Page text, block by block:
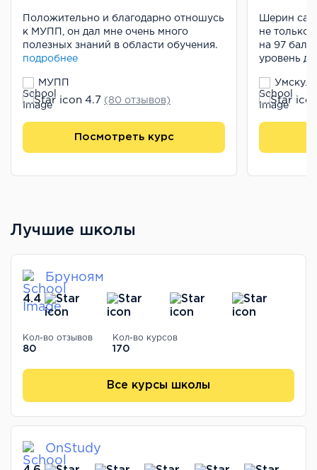
Положительно и благодарно отношусь
к МУПП, он дал мне очень много
полезных знаний в области обучения.
подробнее
МУПП
4.7 (80 отзывов)
Посмотреть курс
Шерин
не только
на 97
уровень
Умскул
Лучшие школы
Бруноям
4.4
Кол-во отзывов
80
Кол-во курсов
170
Все курсы школы
OnStudy